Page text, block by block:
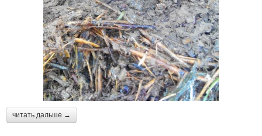
читать дальше →